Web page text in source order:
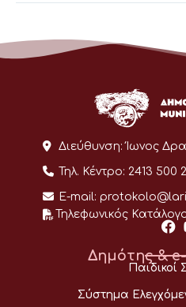
Διεύθυνση: Ίωνος
Τηλ. Κέντρο: 2413 500
E-mail:
Τηλεφωνικός
Δημότης &
Παιδικοί
Σύστημα